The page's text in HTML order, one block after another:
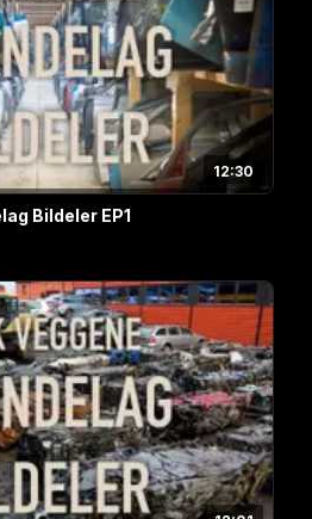
12:30
Bildeler EP1